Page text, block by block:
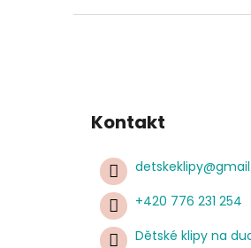
Kontakt
detskeklipy@
+420 776 231 254
Dětské klipy na